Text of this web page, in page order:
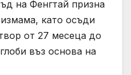
на Фенгтай призна
като осъди
от 27 месеца до
въз основа на